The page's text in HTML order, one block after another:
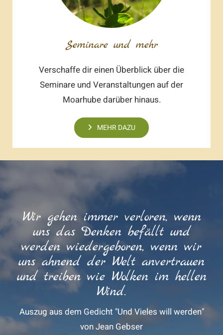
Seminare und mehr
Verschaffe dir einen Überblick über die
Seminare und Veranstaltungen auf der
Moarhube darüber hinaus.
MEHR DAZU
Wir gehen immer verloren, wenn
uns das Denken befällt und
werden wiedergeboren, wenn wir
uns ahnend der Welt anvertrauen
und treiben wie Wolken im hellen
Wind.
Auszug aus dem Gedicht "Und Vieles will werden"
von Jean Gebser